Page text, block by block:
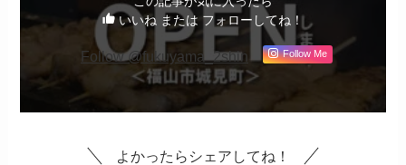
いいね または フォローしてね！
Follow @fukuyama_2shin Follow Me
よかったらシェアしてね！